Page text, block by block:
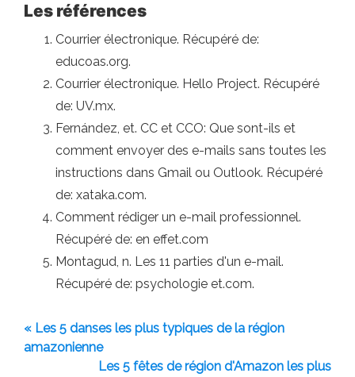
Les références
Courrier électronique. Récupéré de:
educoas.org.
Courrier électronique. Hello Project. Récupéré
de: UV.mx.
Fernández, et. CC et CCO: Que sont-ils et
comment envoyer des e-mails sans toutes les
instructions dans Gmail ou Outlook. Récupéré
de: xataka.com.
Comment rédiger un e-mail professionnel.
Récupéré de: en effet.com
Montagud, n. Les 11 parties d'un e-mail.
Récupéré de: psychologie et.com.
« Les 5 danses les plus typiques de la région
amazonienne
Les 5 fêtes de région d'Amazon les plus